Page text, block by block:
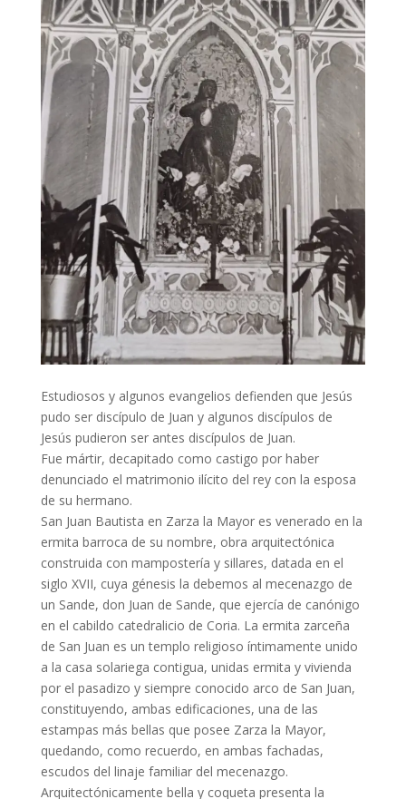
Estudiosos y algunos evangelios defienden que Jesús
pudo ser discípulo de Juan y algunos discípulos de
Jesús pudieron ser antes discípulos de Juan.
Fue mártir, decapitado como castigo por haber
denunciado el matrimonio ilícito del rey con la esposa
de su hermano.
San Juan Bautista en Zarza la Mayor es venerado en la
ermita barroca de su nombre, obra arquitectónica
construida con mampostería y sillares, datada en el
siglo XVII, cuya génesis la debemos al mecenazgo de
un Sande, don Juan de Sande, que ejercía de canónigo
en el cabildo catedralicio de Coria. La ermita zarceña
de San Juan es un templo religioso íntimamente unido
a la casa solariega contigua, unidas ermita y vivienda
por el pasadizo y siempre conocido arco de San Juan,
constituyendo, ambas edificaciones, una de las
estampas más bellas que posee Zarza la Mayor,
quedando, como recuerdo, en ambas fachadas,
escudos del linaje familiar del mecenazgo.
Arquitectónicamente bella y coqueta presenta la